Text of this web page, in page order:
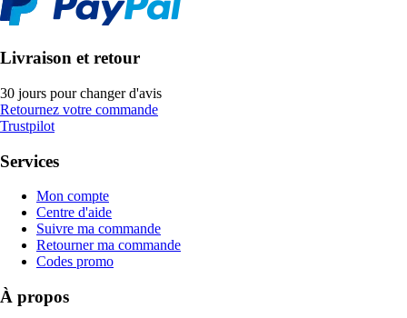
Livraison et retour
30 jours pour changer d'avis
Retournez votre commande
Trustpilot
Services
Mon compte
Centre d'aide
Suivre ma commande
Retourner ma commande
Codes promo
À propos